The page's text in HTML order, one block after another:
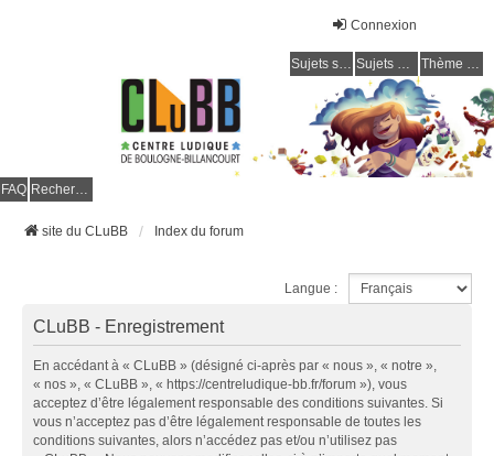
Connexion
Sujets sans réponse Sujets actifs Thème clair / foncé
FAQ Rechercher
site du CLuBB Index du forum
Langue :
CLuBB - Enregistrement
En accédant à « CLuBB » (désigné ci-après par « nous », « notre »,
« nos », « CLuBB », « https://centreludique-bb.fr/forum »), vous
acceptez d’être légalement responsable des conditions suivantes. Si
vous n’acceptez pas d’être légalement responsable de toutes les
conditions suivantes, alors n’accédez pas et/ou n’utilisez pas